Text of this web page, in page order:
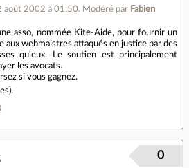
août 2002 à 01:50. Modéré par Fabien
asso, nommée Kite-Aide, pour fournir un
aux webmaistres attaqués en justice par des
qu'eux. Le soutien est principalement
les avocats.
si vous gagnez.
).
0